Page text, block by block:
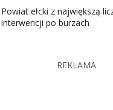
Powiat ełcki z największą
interwencji po burzach
REKLAMA